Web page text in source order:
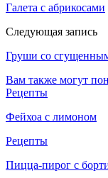
Галета с абрикосами
Следующая запись
Груши со
Вам также могут
Рецепты
Фейхоа с лимоном
Рецепты
Пицца-пирог с